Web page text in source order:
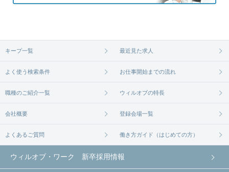
キープ一覧 最近見た求人
よく使う検索条件 お仕事開始までの流れ
職種のご紹介一覧 ウィルオブの特長
会社概要 登録会場一覧
よくあるご質問 働き方ガイド（はじめての方）
ウィルオブ・ワーク 新卒採用情報